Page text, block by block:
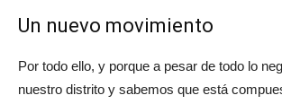
Un nuevo movimiento
Por todo ello, y porque a pesar de todo lo
nuestro distrito y sabemos que está